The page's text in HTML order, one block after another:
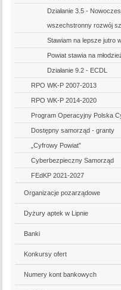
Działanie 3.5 -
wszechstronny rozwój
Stawiam na lepsze jutro
Powiat stawia na
Działanie 9.2 - ECDL
RPO WK-P 2007-2013
RPO WK-P 2014-2020
Program Operacyjny Polska
Dostępny samorząd - granty
„Cyfrowy Powiat”
Cyberbezpieczny Samorząd
FEdKP 2021-2027
Organizacje pozarządowe
Dyżury aptek w Lipnie
Banki
Konkursy ofert
Numery kont bankowych